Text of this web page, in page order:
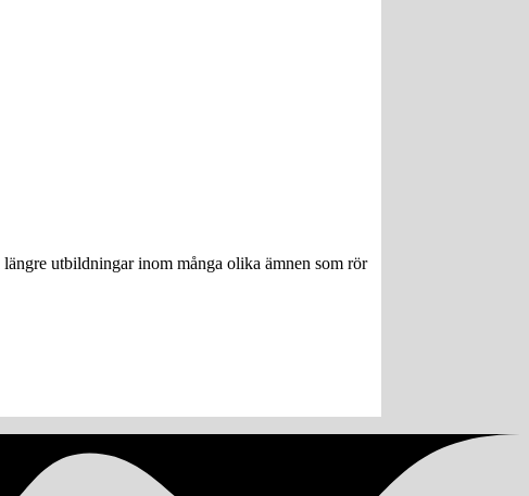
utbildningar inom många olika ämnen som rör